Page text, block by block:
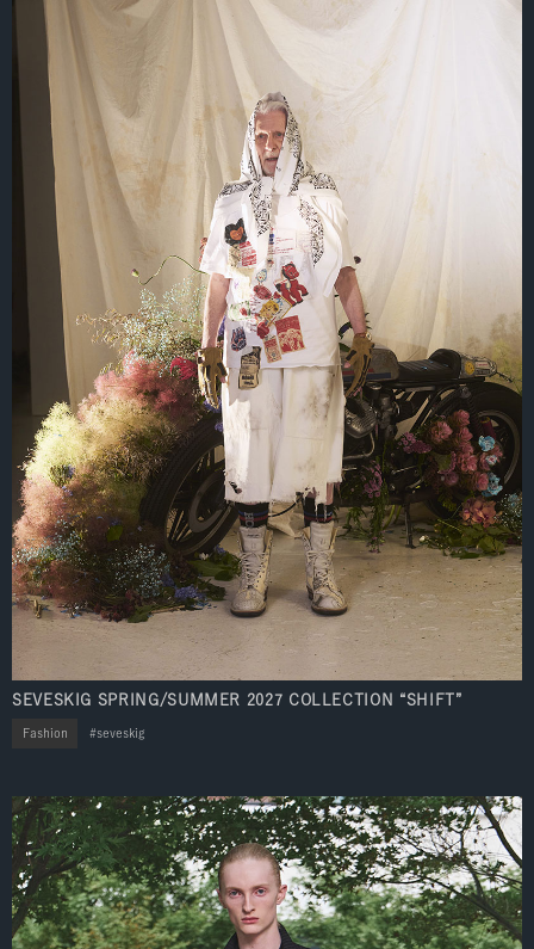
SEVESKIG SPRING/SUMMER 2027 COLLECTION “SHIFT”
Fashion seveskig